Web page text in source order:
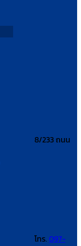
8/233 ถนน
โทร. 097-